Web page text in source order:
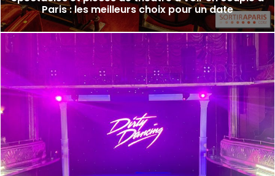
Paris : les meilleurs choix pour un date